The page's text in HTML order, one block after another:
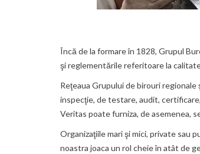
Încă de la formare în 1828, Grupul
şi reglementările referitoare la
Reţeaua Grupului de birouri
inspecţie, de testare, audit,
Veritas poate furniza, de asemenea,
Organizaţiile mari şi mici, private sau
noastra joaca un rol cheie în atât de